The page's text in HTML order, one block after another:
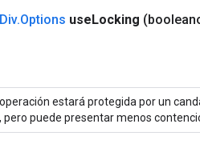
Div.Options useLocking
estará protegida por un
pero puede presentar menos